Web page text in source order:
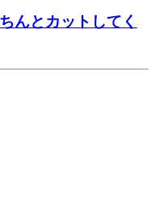
んとカットしてく